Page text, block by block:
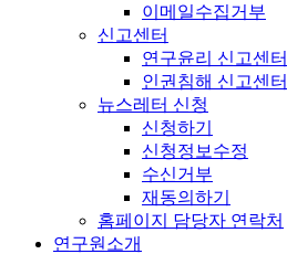
이메일수집거부
신고센터
연구윤리 신고센터
인권침해 신고센터
뉴스레터 신청
신청하기
신청정보수정
수신거부
재동의하기
홈페이지 담당자 연락처
연구원소개